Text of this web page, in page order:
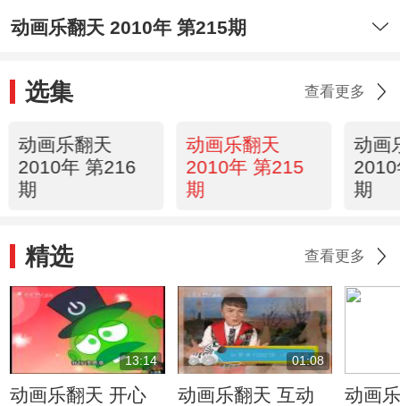
动画乐翻天 2010年 第215期
选集 查看更多
动画乐翻天
2010年 第216
期
动画乐翻天
2010年 第215
期
动画
期
精选 查看更多
13:14
动画乐翻天 开心
01:08
动画乐翻天 互动
动画